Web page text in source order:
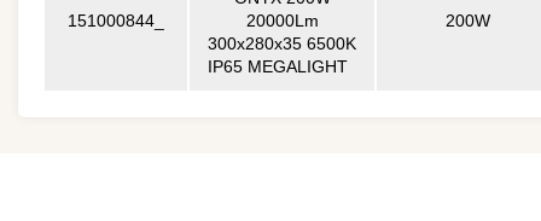
151000844_
20000Lm
300x280x35 6500K
IP65 MEGALIGHT
200W